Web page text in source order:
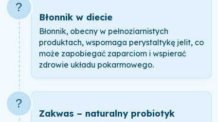
?
Błonnik w diecie
Błonnik, obecny w pełnoziarnistych
produktach, wspomaga perystaltykę jelit, co
może zapobiegać zaparciom i wspierać
zdrowie układu pokarmowego.
?
Zakwas – naturalny probiotyk